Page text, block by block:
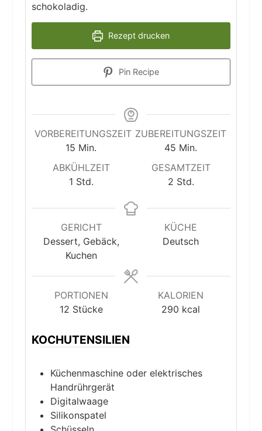
schokoladig.
Rezept drucken
Pin Recipe
VORBEREITUNGSZEIT
15 Minuten
Min.
ZUBEREITUNGSZEIT
45 Minuten
Min.
ABKÜHLZEIT
1Stunde
Std.
GESAMTZEIT
2Stunden
Std.
GERICHT
Dessert, Gebäck,
Kuchen
KÜCHE
Deutsch
PORTIONEN
12 Stücke
KALORIEN
290 kcal
KOCHUTENSILIEN
Küchenmaschine oder elektrisches
Handrührgerät
Digitalwaage
Silikonspatel